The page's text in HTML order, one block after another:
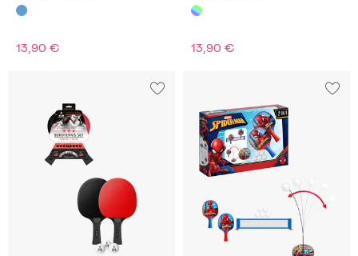
13,90 € 13,90 €